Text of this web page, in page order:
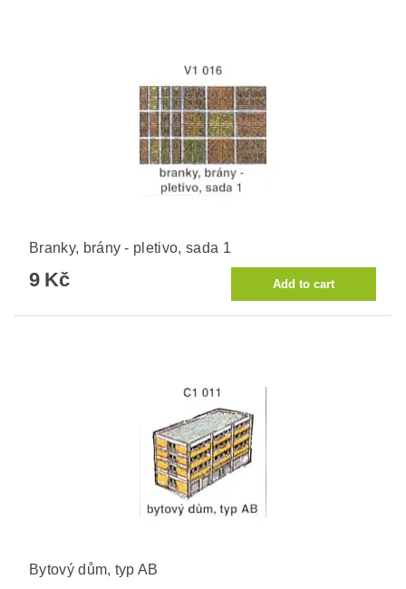
Branky, brány - pletivo, sada 1
9 Kč
Bytový dům, typ AB